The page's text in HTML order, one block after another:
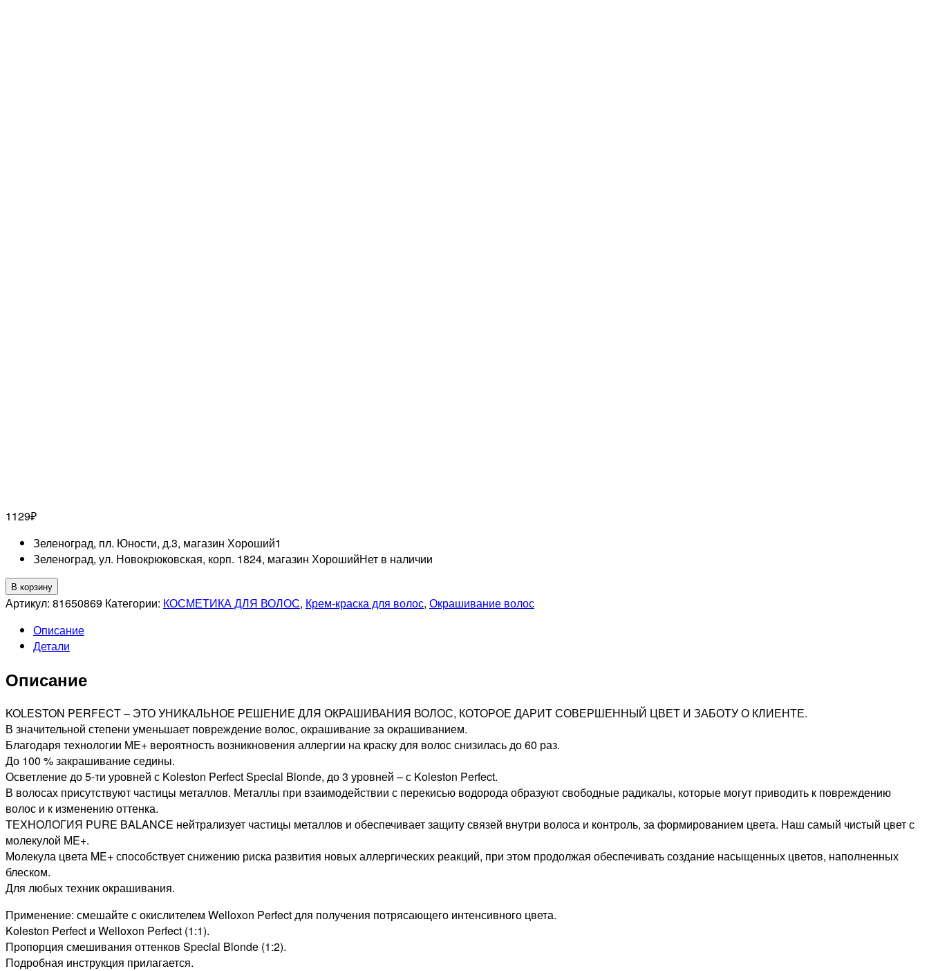
1129₽
Зеленоград, пл. Юности, д.3, магазин Хороший1
Зеленоград, ул. Новокрюковская, корп. 1824, магазин ХорошийНет в наличии
Количество
товара
PROFESSIONAL
9/31
PERFECT
СТОЙКАЯ
КРАСКА
ДЛЯ
ВОЛОС
БАРИ,
60мл
В корзину
Артикул: 81650869 Категории: КОСМЕТИКА ДЛЯ ВОЛОС, Крем-краска для волос, Окрашивание волос
Описание
Детали
Описание
KOLESTON PERFECT – ЭТО УНИКАЛЬНОЕ РЕШЕНИЕ ДЛЯ ОКРАШИВАНИЯ ВОЛОС, КОТОРОЕ ДАРИТ СОВЕРШЕННЫЙ ЦВЕТ И ЗАБОТУ О КЛИЕНТЕ.
В значительной степени уменьшает повреждение волос, окрашивание за окрашиванием.
Благодаря технологии МE+ вероятность возникновения аллергии на краску для волос снизилась до 60 раз.
До 100 % закрашивание седины.
Осветление до 5-ти уровней с Koleston Perfect Special Blonde, до 3 уровней – с Koleston Perfect.
В волосах присутствуют частицы металлов. Металлы при взаимодействии с перекисью водорода образуют свободные радикалы, которые могут приводить к повреждению
волос и к изменению оттенка.
ТЕХНОЛОГИЯ PURE BALANCE нейтрализует частицы металлов и обеспечивает защиту связей внутри волоса и контроль, за формированием цвета. Наш самый чистый цвет с
молекулой МE+.
Молекула цвета ME+ способствует снижению риска развития новых аллергических реакций, при этом продолжая обеспечивать создание насыщенных цветов, наполненных
блеском.
Для любых техник окрашивания.
Применение: смешайте с окислителем Welloxon Perfect для получения потрясающего интенсивного цвета.
Koleston Perfect и Welloxon Perfect (1:1).
Пропорция смешивания оттенков Special Blonde (1:2).
Подробная инструкция прилагается.